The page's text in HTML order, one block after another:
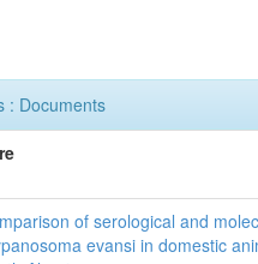
: Documents
of serological and
evansi in domestic